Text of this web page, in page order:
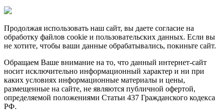
Продолжая использовать наш сайт, вы даете согласие на
обработку файлов cookie и пользовательских данных. Если вы
не хотите, чтобы ваши данные обрабатывались, покиньте сайт.
Обращаем Ваше внимание на то, что данный интернет-сайт
носит исключительно информационный характер и ни при
каких условиях информационные материалы и цены,
размещенные на сайте, не являются публичной офертой,
определяемой положениями Статьи 437 Гражданского кодекса
РФ.